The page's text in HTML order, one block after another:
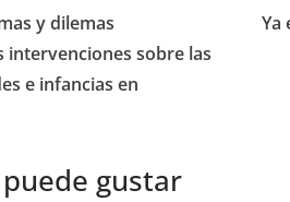
st dI
y dilemas
intervenciones sobre las
e infancias en
Ya
gustar